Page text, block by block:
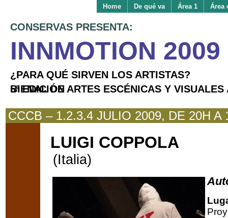
Área
Área 1
De qué va
Home
CONSERVAS PRESENTA:
INNMOTION 2009
¿PARA QUÉ SIRVEN LOS ARTISTAS?
BIENAL DE ARTES ESCÉNICAS Y VISUALES APLICADAS 5ª EDICIÓN
CCCB – 1.2.3.4 JULIO 2009, DE 20H A
LUIGI COPPOLA
(Italia)